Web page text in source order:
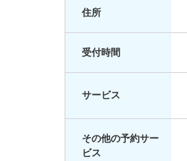
住所
受付時間
サービス
その他の予約サー
ビス